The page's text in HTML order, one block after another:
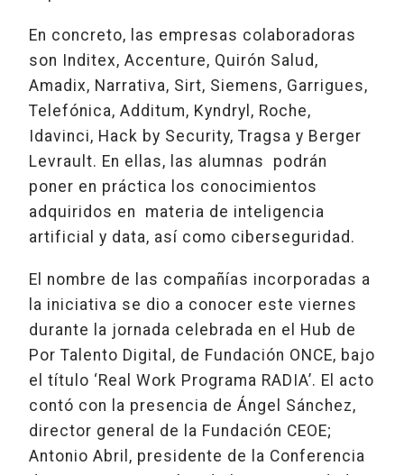
En concreto, las empresas colaboradoras
son Inditex, Accenture, Quirón Salud,
Amadix, Narrativa, Sirt, Siemens, Garrigues,
Telefónica, Additum, Kyndryl, Roche,
Idavinci, Hack by Security, Tragsa y Berger
Levrault. En ellas, las alumnas podrán
poner en práctica los conocimientos
adquiridos en materia de inteligencia
artificial y data, así como ciberseguridad.
El nombre de las compañías incorporadas a
la iniciativa se dio a conocer este viernes
durante la jornada celebrada en el Hub de
Por Talento Digital, de Fundación ONCE, bajo
el título ‘Real Work Programa RADIA’. El acto
contó con la presencia de Ángel Sánchez,
director general de la Fundación CEOE;
Antonio Abril, presidente de la Conferencia